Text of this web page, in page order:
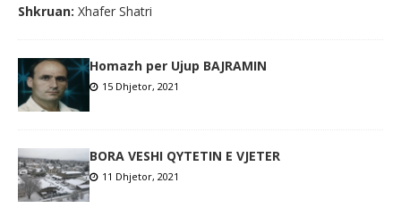
Shkruan: Xhafer Shatri
Homazh per Ujup BAJRAMIN
15 Dhjetor, 2021
BORA VESHI QYTETIN E VJETER
11 Dhjetor, 2021